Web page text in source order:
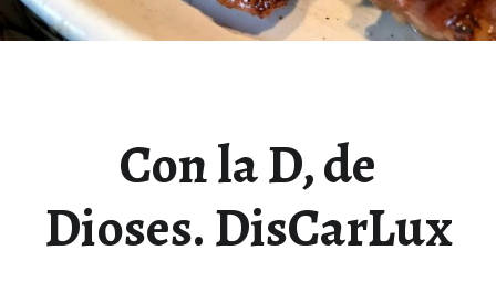
Con la D, de
Dioses. DisCarLux